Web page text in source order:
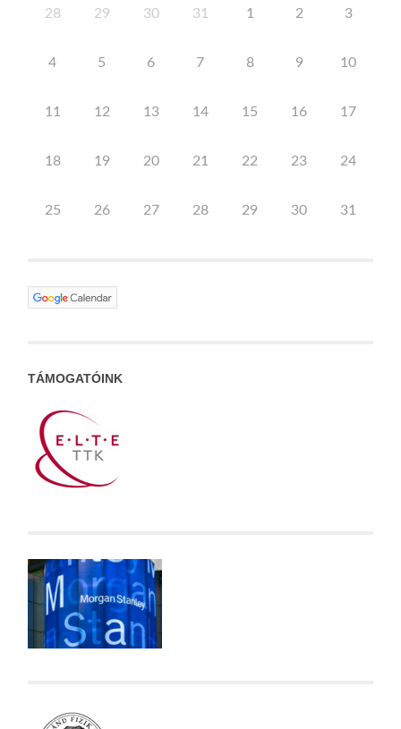
28 29 30 31 1 2 3
4 5 6 7 8 9 10
11 12 13 14 15 16 17
18 19 20 21 22 23 24
25 26 27 28 29 30 31
TÁMOGATÓINK